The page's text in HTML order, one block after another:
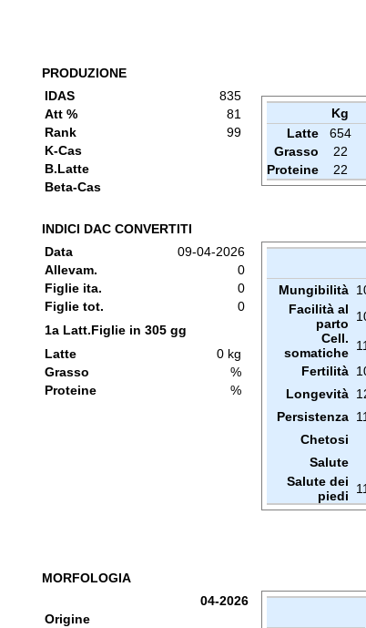
PRODUZIONE
IDAS
835
Att %
81
Rank
99
K-Cas
B.Latte
Beta-Cas
Kg
Latte
654
Grasso
22
Proteine
22
INDICI DAC CONVERTITI
Data
09-04-2026
Allevam.
0
Figlie ita.
0
Figlie tot.
0
1a Latt.Figlie in 305 gg
Latte
0 kg
Grasso
%
Proteine
%
Mungibilità
Facilità al
parto
Cell.
somatiche
Fertilità
Longevità
Persistenza
Chetosi
Salute
Salute dei
piedi
MORFOLOGIA
04-2026
Origine